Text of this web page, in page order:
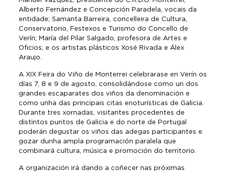
Alberto Fernández e Concepción Paradela, vocais da
entidade; Samanta Barreira, concelleira de Cultura,
Conservatorio, Festexos e Turismo do Concello de
Verín; María del Pilar Salgado, profesora de Artes e
Oficios; e os artistas plásticos Xosé Rivada e Álex
Araujo.
A XIX Feira do Viño de Monterrei celebrarase en Verín os
días 7, 8 e 9 de agosto, consolidándose como un dos
grandes escaparates dos viños da denominación e
como unha das principais citas enoturísticas de Galicia.
Durante tres xornadas, visitantes procedentes de
distintos puntos de Galicia e do norte de Portugal
poderán degustar os viños das adegas participantes e
gozar dunha ampla programación paralela que
combinará cultura, música e promoción do territorio.
A organización irá dando a coñecer nas próximas